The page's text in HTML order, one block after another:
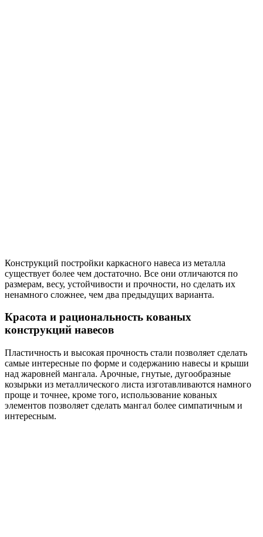
Конструкций постройки каркасного навеса из металла
существует более чем достаточно. Все они отличаются по
размерам, весу, устойчивости и прочности, но сделать их
ненамного сложнее, чем два предыдущих варианта.
Красота и рациональность кованых
конструкций навесов
Пластичность и высокая прочность стали позволяет сделать
самые интересные по форме и содержанию навесы и крыши
над жаровней мангала. Арочные, гнутые, дугообразные
козырьки из металлического листа изготавливаются намного
проще и точнее, кроме того, использование кованых
элементов позволяет сделать мангал более симпатичным и
интересным.